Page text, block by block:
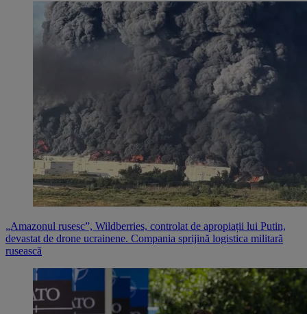
„Amazonul rusesc”, Wildberries, controlat de apropiații lui Putin,
devastat de drone ucrainene. Compania sprijină logistica militară
rusească